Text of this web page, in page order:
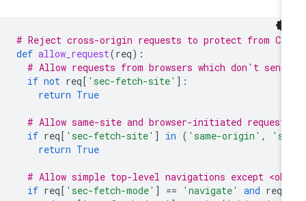
# Reject cross-origin requests to protect from
def allow_request(req
# Allow requests from browsers which don't send
if
not req['sec-fetch-site'
return True
# Allow same-site and browser-initiated
if
req['sec-fetch-site'] in ('same-origin' ,
return True
# Allow simple top-level navigations except
if
req['sec-fetch-mode'] == 'navigate' and